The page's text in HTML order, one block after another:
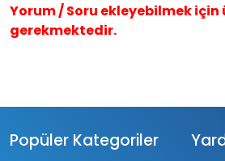
Yorum / Soru ekleyebilmek için
gerekmektedir.
Popüler Kategoriler